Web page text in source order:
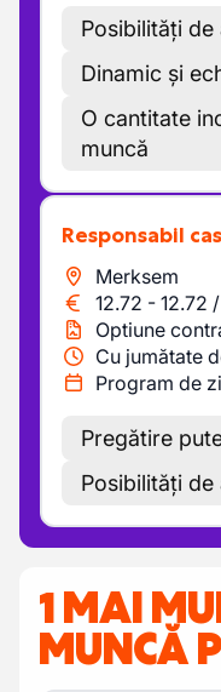
Posibilități de
Dinamic și
O cantitate
muncă
Responsabil
Merksem
12.72 - 12.72 /
Optiune
Cu jumătate
Program de
Pregătire
Posibilități de
1 MAI
MUNCĂ